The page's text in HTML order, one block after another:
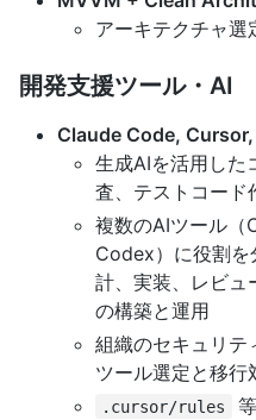
アーキテクチャ選
開発支援ツール・AI
Claude Code,
生成AIを活用した
査、テストコード
複数のAIツール（
Codex）に役割を
計、実装、レビュ
の構築と運用
組織のセキュリテ
ツール選定と移行
.cursor/rules